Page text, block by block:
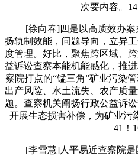
次要内容。14
[徐向春]四是以高质效办案
扬轨制效能，问题导向，立异
度管理。好比，聚焦跨区域、
益诉讼查察本能机能感化，推
察院打点的“锰三角”矿业污染
出产风险、水土流失、农产质
题。查察机关阐扬行政公益诉
开展生态损害补偿，为矿业污
41！
[李雪慧]人平易近查察院是